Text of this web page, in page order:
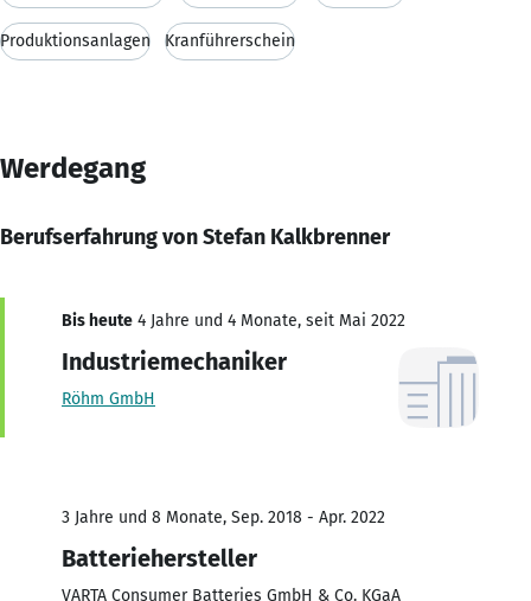
Produktionsanlagen Kranführerschein
Werdegang
Berufserfahrung von Stefan Kalkbrenner
Bis heute 4 Jahre und 4 Monate, seit Mai 2022
Industriemechaniker
Röhm GmbH
3 Jahre und 8 Monate, Sep. 2018 - Apr. 2022
Batteriehersteller
VARTA Consumer Batteries GmbH & Co. KGaA